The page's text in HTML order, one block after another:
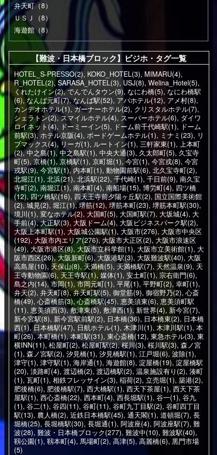
弁天町（8）
ＵＳＪ（8）
海遊館（8）
【難波・日本橋ブロック】ビジホ・タグ一覧
HOTEL_S-PRESSO(2), KOKO_HOTEL(3), MIMARU(4),
R_HOTEL(2), SARASA_HOTEL(3), USJ(8), Welina_Hotel(5),
くれたけイン(2),でんでんタウン(9), なにわ橋(5), なにわ橋駅
(6),なんば元町(7),なんば駅(52), アパホテル(12), アメ村(8),
カンデオホテル(1), ガーナーホテル(2), クリスタルホテル(7),
シェラトン(2),スマイルホテル(4), スーパーホテル(6), ダイワ
ロイネット(4), ドーミーイン(5), ドーム前千代崎駅(1), ドーム
前駅(3), ホテル京阪(4), ボードゲームホテル(1), ミナミ(23), リ
ブマックス(4), リーガ(1), ルートイン(1), 三軒家東(1), 上本町
(2),中之島(1), 中之島駅(1), 中央大通(3), 久太郎町(5), 久宝寺
町(5),京橋(1),京橋駅(1), 京町堀(1), 今宮(1), 今宮戎(8), 今宮
戎駅(9), 今宮駅(1), 内本町(1), 動物園前駅(6), 北久宝寺町(2),
北堀江(1), 北浜(21), 北浜駅(22), 千代崎(1), 千日前(9), 南久宝
寺町(2), 南堀江(1), 南本町(4), 南船場(15), 博労町(4), 四ツ橋
(12), 四ツ橋駅(16), 四天王寺前夕陽ヶ丘駅(2), 国立国際美術館
(2),城見(2), 堀江(1),堺筋(12), 堺筋本町(23), 堺筋本町駅(30),
境川(1), 変なホテル(2), 大国町(5), 大国町駅(7), 大坂城(4), 大
手前(4),大正駅(3), 大阪ドーム(4), 大阪ビジネスパーク駅(2),
大阪上本町駅(1), 大阪城公園駅(1), 大阪市(276), 大阪市中央区
(192), 大阪市内エリア(276), 大阪市大正区(2), 大阪市浪速区
(49), 大阪市港区(8), 大阪市立科学館(1), 大阪市立美術館(1), 大
阪市西区(26),大阪新町(6), 大阪港駅(3), 大阪難波駅(40), 大阪
高島屋(10), 天保山(8), 天満橋(5), 天満橋駅(7), 天然温泉(9), 天
王寺動物園(6), 天王寺駅(1), 媒体(1), 安土町(1), 宗右衛門(6),
島之内(14), 市岡(1), 市岡元町(1), 平尾(1), 平野町(2), 幸町(1),
弁天(2), 弁天町(8),弁天町駅(5), 御堂筋(9), 御宿野乃(2), 心斎
橋(49), 心斎橋筋(3),心斎橋駅(45), 恵美須東(6), 恵美須町駅
(11), 恵美須西(3),敷津東(5), 敷津西(1), 新世界(4), 新今宮(7),
新今宮駅(8), 新今宮駅前駅(2), 日本橋(36), 日本橋東(2), 日本橋
西(1),日本橋駅(47), 日航ホテル(1), 木津川(1), 木津川駅(1), 本
町(26),本町橋(1),本町駅(31), 東心斎橋(12), 東急ホテル(3), 東
横INN(11), 松屋町(2), 松屋町駅(2),桜川(3), 桜川駅(3), 森ノ宮
(1), 森ノ宮駅(2), 汐見橋(1), 汐見橋駅(1), 江戸堀(6), 波除(1),
津守(1), 津守駅(1), 海岸通(1), 海遊館(8), 淀屋橋(19), 淀屋橋駅
(20), 淡路町(4), 渡辺橋(2), 渡辺橋駅(2), 温泉施設有り(2), 湊町
(1), 瓦町(1), 相鉄フレッサイン(3), 稲荷(2), 立売堀(1), 築港(2),
肥後橋(6), 肥後橋駅(7), 西大橋駅(1), 西天下茶屋(1), 西天下茶
屋駅(1), 西心斎橋(22), 西本町(4), 西長堀駅(1), 谷一(1), 谷九
(1), 谷二(1), 谷四(11), 谷町(11), 谷町九丁目駅(2), 谷町四丁目
駅(13), 農人橋(2), 近鉄日本橋駅(45), 通天閣(1), 道頓堀(7), 長
堀橋(25), 長堀橋駅(30), 長堀通(1), 阿波座(4), 阿波座駅(7), 難
波(28), 難波・日本橋ブロック(277), 難波中(10), 難波駅(40),
靱公園(1), 靱本町(4), 馬場町(2), 高津(5), 高麗橋(6), 黒門市場
(5)